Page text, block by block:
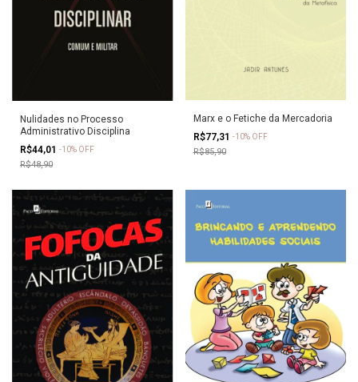
Nulidades no Processo
Administrativo Disciplina
R$44,01 -10% OFF
R$48,90
Marx e o Fetiche da Mercadoria
R$77,31 -10% OFF
R$85,90